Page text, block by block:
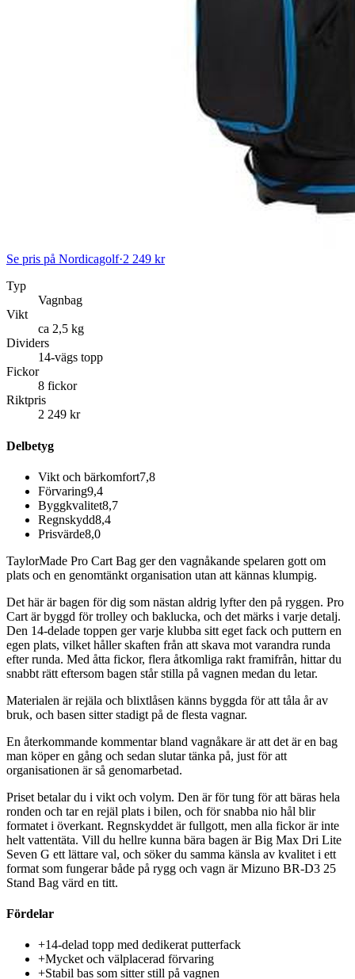
Se pris på Nordicagolf·2 249 kr
Typ
Vagnbag
Vikt
ca 2,5 kg
Dividers
14-vägs topp
Fickor
8 fickor
Riktpris
2 249 kr
Delbetyg
Vikt och bärkomfort7,8
Förvaring9,4
Byggkvalitet8,7
Regnskydd8,4
Prisvärde8,0
TaylorMade Pro Cart Bag ger den vagnåkande spelaren gott om
plats och en genomtänkt organisation utan att kännas klumpig.
Det här är bagen för dig som nästan aldrig lyfter den på ryggen. Pro
Cart är byggd för trolley och baklucka, och det märks i varje detalj.
Den 14-delade toppen ger varje klubba sitt eget fack och puttern en
egen plats, vilket håller skaften från att skava mot varandra runda
efter runda. Med åtta fickor, flera åtkomliga rakt framifrån, hittar du
snabbt rätt eftersom bagen står stilla på vagnen medan du letar.
Materialen är rejäla och blixtlåsen känns byggda för att tåla år av
bruk, och basen sitter stadigt på de flesta vagnar.
En återkommande kommentar bland vagnåkare är att det är en bag
man köper en gång och sedan slutar tänka på, just för att
organisationen är så genomarbetad.
Priset betalar du i vikt och volym. Den är för tung för att bäras hela
ronden och tar en rejäl plats i bilen, och för snabba nio hål blir
formatet i överkant. Regnskyddet är fullgott, men alla fickor är inte
helt vattentäta. Vill du hellre kunna bära bagen är Big Max Dri Lite
Seven G ett lättare val, och söker du samma känsla av kvalitet i ett
format som fungerar både på rygg och vagn är Mizuno BR-D3 25
Stand Bag värd en titt.
Fördelar
+14-delad topp med dedikerat putterfack
+Mycket och välplacerad förvaring
+Stabil bas som sitter still på vagnen